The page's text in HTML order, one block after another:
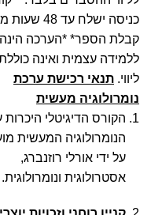
כניסה ישלח עד 48
קבלת הספר* *הערכה הינה
ללמידה עצמית ואינה
ליווי. תנאי רכישת ערכת
נומרולוגיה מעשית
הקורס הדיגיטלי היכרות
הנומרולוגיה המעשית
על ידי אורלי רוזנברג,
אסטרולוגית ונומרולוגית.